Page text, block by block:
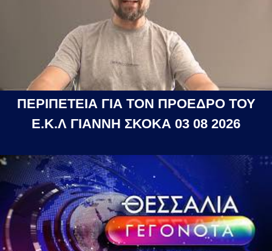
ΠΕΡΙΠΕΤΕΙΑ ΓΙΑ ΤΟΝ ΠΡΟΕΔΡΟ ΤΟΥ
Ε.Κ.Λ ΓΙΑΝΝΗ ΣΚΟΚΑ 03 08 2026